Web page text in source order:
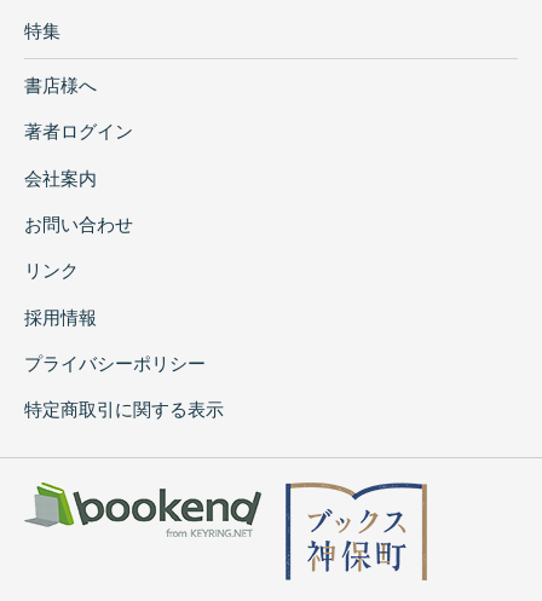
特集
書店様へ
著者ログイン
会社案内
お問い合わせ
リンク
採用情報
プライバシーポリシー
特定商取引に関する表示